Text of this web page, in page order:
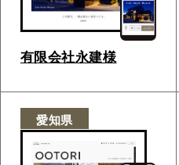
有限会社永建様
愛知県